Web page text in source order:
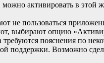
активировать в
не пользоваться
выбирают опцию
пояснения по
поддержки. Возможно